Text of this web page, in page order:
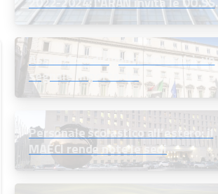
alla firma definitiva
Assunzioni dirigenti scolastici: un
segnale importante
Personale scolastico all’estero: il
MAECI rende note le sedi
disponibili e indice le selezioni